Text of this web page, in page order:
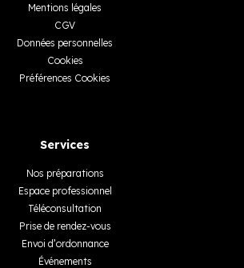
Mentions légales
CGV
Données personnelles
Cookies
Préférences Cookies
Services
Nos préparations
Espace professionnel
Téléconsultation
Prise de rendez-vous
Envoi d’ordonnance
Événements